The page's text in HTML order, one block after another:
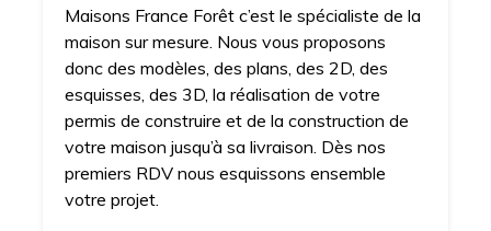
Maisons France Forêt c’est le spécialiste de la
maison sur mesure. Nous vous proposons
donc des modèles, des plans, des 2D, des
esquisses, des 3D, la réalisation de votre
permis de construire et de la construction de
votre maison jusqu’à sa livraison. Dès nos
premiers RDV nous esquissons ensemble
votre projet.